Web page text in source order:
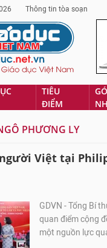
Thông tin tòa soạn
TIÊU
ĐIỂM
PHƯƠNG LY
người Việt tại
GDVN - Tổng Bí
quan điểm cộng
một nguồn lực